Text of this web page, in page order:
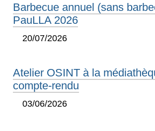
Barbecue annuel (sans
PauLLA 2026
20/07/2026
Atelier OSINT à la
compte-rendu
03/06/2026